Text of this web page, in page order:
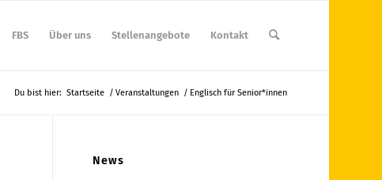
FBS Über uns Stellenangebote Kontakt
Du bist hier: Startseite / Veranstaltungen / Englisch für Senior*innen
News